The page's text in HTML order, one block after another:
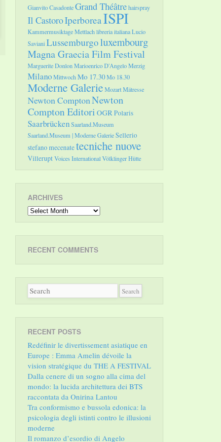
Gianvito CasadonteGrand Théâtrehairspray
Il CastoroIperboreaISPI
Kammermusiktage Mettlachlibreria italianaLucio
SavianiLussemburgoluxembourg
Magna Graecia Film Festival
Marguerite DonlonMarioenrico D'AngeloMerzig
MilanoMittwochMo 17.30Mo 18.30
Moderne GalerieMozartMätresse
Newton ComptonNewton
Compton Editori OGRPolaris
SaarbrückenSaarland.Museum
Saarland.Museum | Moderne GalerieSellerio
stefano mecenatetecniche nuove
VilleruptVoices InternationalVölklinger Hütte
ARCHIVES
Archives
RECENT COMMENTS
RECENT POSTS
Redéfinir le divertissement asiatique en
Europe : Emma Amelin dévoile la
vision stratégique du THE A FESTIVAL
Dalla cenere di un sogno alla cima del
mondo: la lucida architettura dei BTS
raccontata da Onirina Lantou
Tra conformismo e bussola edonica: la
psicologia degli istinti contro le illusioni
moderne
Il romanzo d’esordio di Angelo